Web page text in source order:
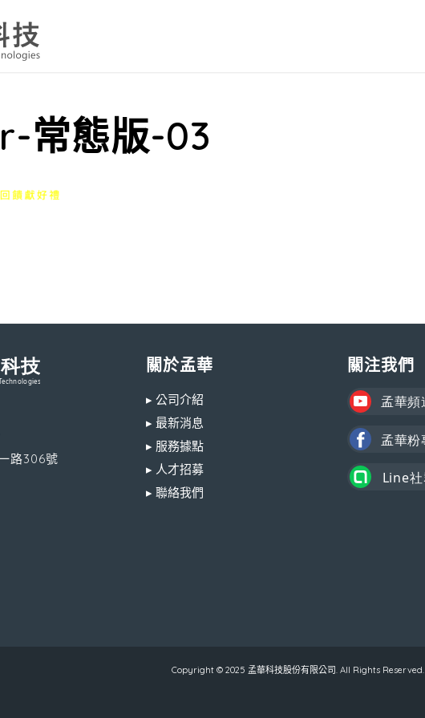
常態版-03
路306號
關於孟華
▸ 公司介紹
▸ 最新消息
▸ 服務據點
▸ 人才招募
▸ 聯絡我們
關注我們
Copyright © 2025 孟華科技股份有限公司. All Rights Reserved.